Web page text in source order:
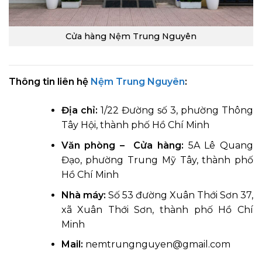
Cửa hàng Nệm Trung Nguyên
Thông tin liên hệ Nệm Trung Nguyên:
Địa chỉ: 1/22 Đường số 3, phường Thông
Tây Hội, thành phố Hồ Chí Minh
Văn phòng – Cửa hàng: 5A Lê Quang
Đạo, phường Trung Mỹ Tây, thành phố
Hồ Chí Minh
Nhà máy: Số 53 đường Xuân Thới Sơn 37,
xã Xuân Thới Sơn, thành phố Hồ Chí
Minh
Mail: nemtrungnguyen@gmail.com